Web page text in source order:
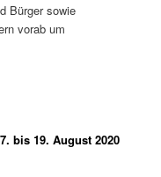
Bürger sowie
vorab um
bis 19. August 2020